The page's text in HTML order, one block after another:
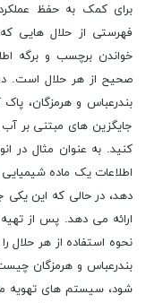
برای کمک به حفظ عملکرد
فهرستی از حلال هایی
خواندن برچسب و برگه
صحیح از هر حلال است.
بندرعباس و هرمزگان،
جایگزین های مبتنی بر
کنید. به عنوان مثال در
اطلاعات یک ماده شیمیایی
دهد، در حالی که این یکی
ارائه می دهد. پس از
نحوه استفاده از هر حلال
بندرعباس و هرمزگان
شود، سیستم های تهویه